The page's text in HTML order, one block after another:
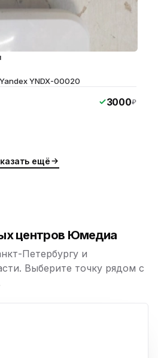
YNDX-00020
3000₽
ещё
центров Юмедиа
Петербургу и
Выберите точку рядом с